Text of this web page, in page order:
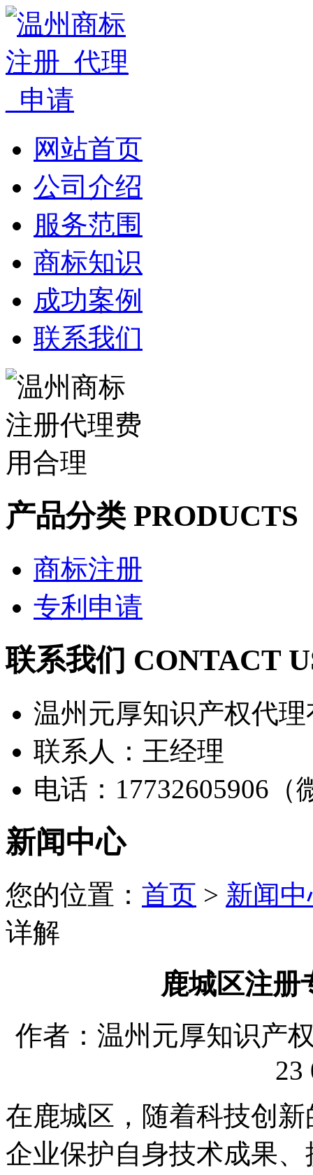
网站首页
公司介绍
服务范围
商标知识
成功案例
联系我们
产品分类 PRODUCTS
商标注册
专利申请
联系我们 CONTACT
温州元厚知识产权代
联系人：王经理
电话：17732605906（
新闻中心
您的位置： 首页 > 新闻
详解
鹿城区注册
作者：温州元厚知识产
23
在鹿城区，随着科技创
企业保护自身技术成果